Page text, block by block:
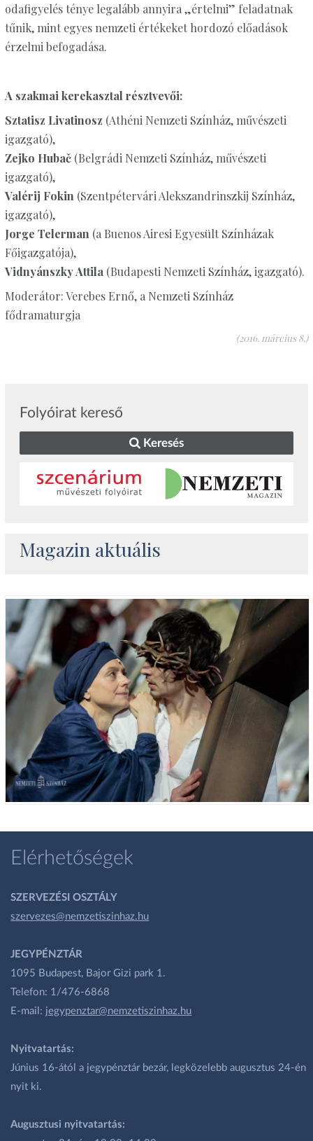
odafigyelés ténye legalább annyira „értelmi” feladatnak
tűnik, mint egyes nemzeti értékeket hordozó előadások
érzelmi befogadása.
A szakmai kerekasztal résztvevői:
Sztatisz Livatinosz (Athéni Nemzeti Színház, művészeti
igazgató),
Zejko Hubač(Belgrádi Nemzeti Színház, művészeti
igazgató),
Valérij Fokin (Szentpétervári Alekszandrinszkij Színház,
igazgató),
Jorge Telerman (a Buenos Airesi Egyesült Színházak
Főigazgatója),
Vidnyánszky Attila (Budapesti Nemzeti Színház, igazgató).
Moderátor: Verebes Ernő, a Nemzeti Színház
fődramaturgja
(2016. március 8.)
Folyóirat kereső
Keresés
Magazin aktuális
Elérhetőségek
SZERVEZÉSI OSZTÁLY
szervezes@nemzetiszinhaz.hu
JEGYPÉNZTÁR
1095 Budapest, Bajor Gizi park 1.
Telefon: 1/476-6868
E-mail: jegypenztar@nemzetiszinhaz.hu
Nyitvatartás:
Június 16-ától a jegypénztár bezár, legközelebb augusztus 24-én
nyit ki.
Augusztusi nyitvatartás: